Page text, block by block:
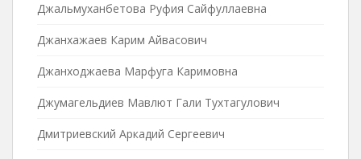
Джальмуханбетова Руфия Сайфуллаевна
Джанхажаев Карим Айвасович
Джанходжаева Марфуга Каримовна
Джумагельдиев Мавлют Гали Тухтагулович
Дмитриевский Аркадий Сергеевич